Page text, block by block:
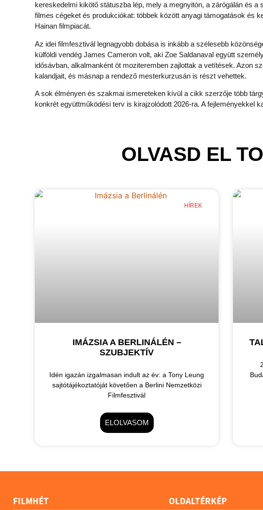
kereskedelmi kikötő státuszba lép, mely a megnyitón, a zárógálán és
filmes cégeket és produkciókat: többek között anyagi támogatások és
Hainan filmpiacát.
Az idei filmfesztivál legnagyobb dobása is inkább a szélesebb
külföldi vendég James Cameron volt, aki Zoe Saldanaval együtt
idősávban, alkalmanként öt moziteremben zajlottak a vetítések. Azon
kalandjait, és másnap a rendező mesterkurzusán is részt vehettek.
A sok élményen és szakmai ismereteken kívül a cikk szerzője több
konkrét együttműködési terv is kirajzolódott 2026-ra. A
OLVASD EL
HÍREK
IMÁZSIA A BERLINÁLÉN –
SZUBJEKTÍV
Idén igazán izgalmasan indult az év: a Tony Leung
sajtótájékoztatóját követően a Berlini Nemzetközi
Filmfesztivál
ELOLVASOM
FILMHÉT OLDALTÉRKÉP